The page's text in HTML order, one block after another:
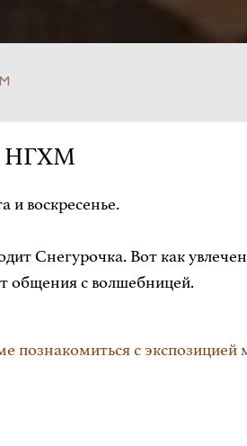
НГХМ
и воскресенье.
Снегурочка. Вот как
общения с волшебницей.
познакомиться с экспозицией